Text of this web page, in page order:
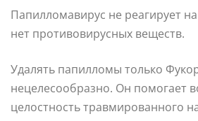
Папилломавирус не реагирует
нет противовирусных веществ.
Удалять папилломы только
нецелесообразно. Он помогает
целостность травмированного